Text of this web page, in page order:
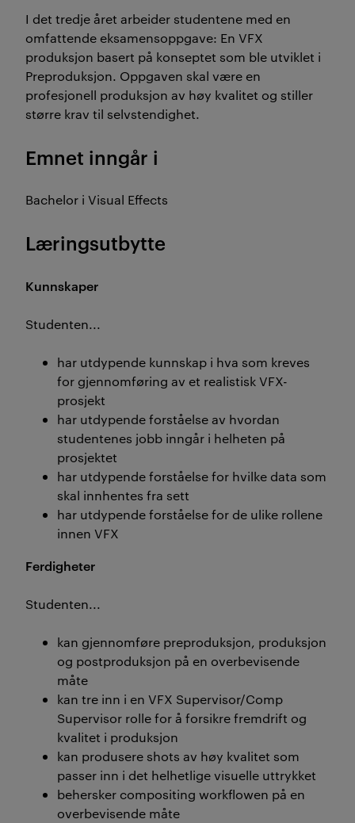
I det tredje året arbeider studentene med en
omfattende eksamensoppgave: En VFX
produksjon basert på konseptet som ble utviklet i
Preproduksjon. Oppgaven skal være en
profesjonell produksjon av høy kvalitet og stiller
større krav til selvstendighet.
Emnet inngår i
Bachelor i Visual Effects
Læringsutbytte
Kunnskaper
Studenten...
har utdypende kunnskap i hva som kreves
for gjennomføring av et realistisk VFX-
prosjekt
har utdypende forståelse av hvordan
studentenes jobb inngår i helheten på
prosjektet
har utdypende forståelse for hvilke data som
skal innhentes fra sett
har utdypende forståelse for de ulike rollene
innen VFX
Ferdigheter
Studenten...
kan gjennomføre preproduksjon, produksjon
og postproduksjon på en overbevisende
måte
kan tre inn i en VFX Supervisor/Comp
Supervisor rolle for å forsikre fremdrift og
kvalitet i produksjon
kan produsere shots av høy kvalitet som
passer inn i det helhetlige visuelle uttrykket
behersker compositing workflowen på en
overbevisende måte